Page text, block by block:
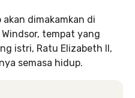
akan dimakamkan di
tempat yang
istri, Ratu Elizabeth II,
semasa hidup.